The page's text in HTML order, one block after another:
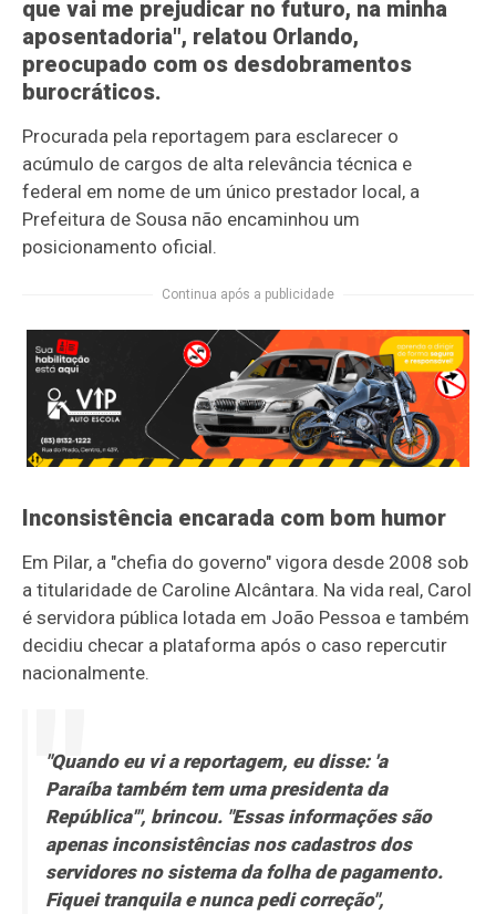
que vai me prejudicar no futuro, na minha
aposentadoria", relatou Orlando,
preocupado com os desdobramentos
burocráticos.
Procurada pela reportagem para esclarecer o
acúmulo de cargos de alta relevância técnica e
federal em nome de um único prestador local, a
Prefeitura de Sousa não encaminhou um
posicionamento oficial.
Continua após a publicidade
Inconsistência encarada com bom humor
Em Pilar, a "chefia do governo" vigora desde 2008 sob
a titularidade de Caroline Alcântara. Na vida real, Carol
é servidora pública lotada em João Pessoa e também
decidiu checar a plataforma após o caso repercutir
nacionalmente.
"Quando eu vi a reportagem, eu disse: 'a
Paraíba também tem uma presidenta da
República'", brincou. "Essas informações são
apenas inconsistências nos cadastros dos
servidores no sistema da folha de pagamento.
Fiquei tranquila e nunca pedi correção",